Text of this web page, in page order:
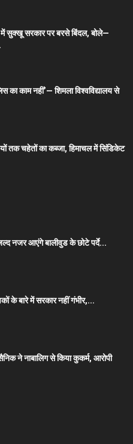
में सुक्खू सरकार पर बरसे बिंदल, बोले—
का काम नहीं’— शिमला विश्वविद्यालय से
तक चहेतों का कब्जा, हिमाचल में सिंडिकेट
नजर आएंगे बालीवुड के छोटे पर्दे...
के बारे में सरकार नहीं गंभीर,...
ने नाबालिग से किया कुकर्म, आरोपी